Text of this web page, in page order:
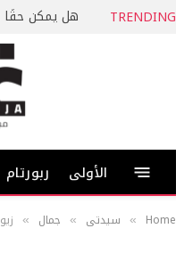
TRENDING هل يمكن حقًا
الأولى ربورتام
Home
» سيدتي » جمال »